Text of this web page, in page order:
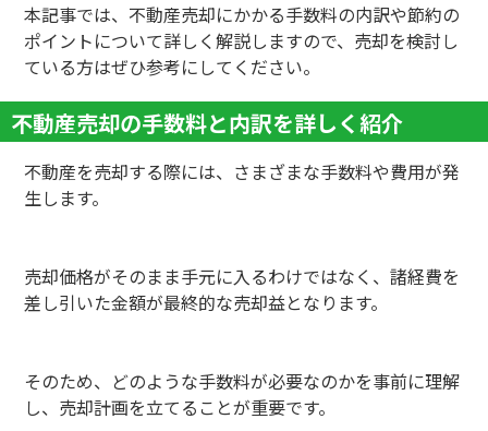
本記事では、不動産売却にかかる手数料の内訳や節約の
ポイントについて詳しく解説しますので、売却を検討し
ている方はぜひ参考にしてください。
不動産売却の手数料と内訳を詳しく紹介
不動産を売却する際には、さまざまな手数料や費用が発
生します。
売却価格がそのまま手元に入るわけではなく、諸経費を
差し引いた金額が最終的な売却益となります。
そのため、どのような手数料が必要なのかを事前に理解
し、売却計画を立てることが重要です。